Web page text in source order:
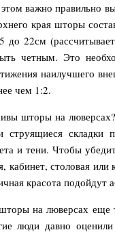
важно правильно
края шторы
22см
четным. Это
наилучшего
чем 1:2.
складки
и тени. Чтобы
кабинет, столовая
красота
люди давно